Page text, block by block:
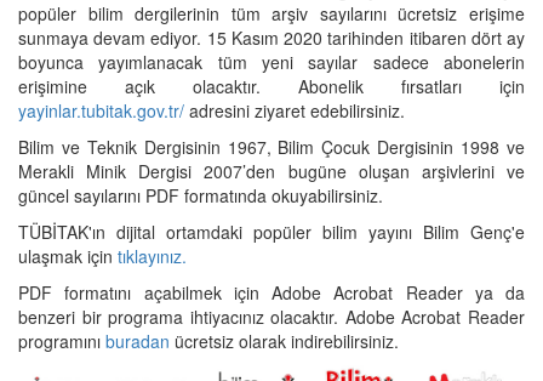
popüler bilim dergilerinin tüm arşiv sayılarını ücretsiz erişime
sunmaya devam ediyor. 15 Kasım 2020 tarihinden itibaren dört ay
boyunca yayımlanacak tüm yeni sayılar sadece abonelerin
erişimine açık olacaktır. Abonelik fırsatları için
yayinlar.tubitak.gov.tr/ adresini ziyaret edebilirsiniz.
Bilim ve Teknik Dergisinin 1967, Bilim Çocuk Dergisinin 1998 ve
Merakli Minik Dergisi 2007’den bugüne oluşan arşivlerini ve
güncel sayılarını PDF formatında okuyabilirsiniz.
TÜBİTAK'ın dijital ortamdaki popüler bilim yayını Bilim Genç'e
ulaşmak için tıklayınız.
PDF formatını açabilmek için Adobe Acrobat Reader ya da
benzeri bir programa ihtiyacınız olacaktır. Adobe Acrobat Reader
programını buradan ücretsiz olarak indirebilirsiniz.